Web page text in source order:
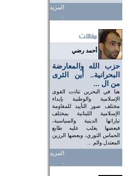
المزيد
..
أحمد رضي
حزب الله والمعارضة
البحرانية.. أين الثرى
من ال ...
هنا في البحرين تنادت القوى
الإسلامية والوطنية بإبداء
مختلف صور التأييد للمقاومة
الإسلامية اللبنانية بمختلف
تياراتها الدينية والسياسية،
فبعضها يغلب عليه طابع
الحماس الثوري، وبعضها الرزين
المعتدل والم ...
المزيد
..